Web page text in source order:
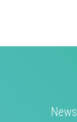
News